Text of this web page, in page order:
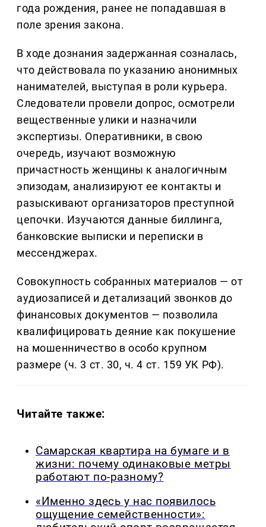
года рождения, ранее не попадавшая в
поле зрения закона.
В ходе дознания задержанная созналась,
что действовала по указанию анонимных
нанимателей, выступая в роли курьера.
Следователи провели допрос, осмотрели
вещественные улики и назначили
экспертизы. Оперативники, в свою
очередь, изучают возможную
причастность женщины к аналогичным
эпизодам, анализируют ее контакты и
разыскивают организаторов преступной
цепочки. Изучаются данные биллинга,
банковские выписки и переписки в
мессенджерах.
Совокупность собранных материалов — от
аудиозаписей и детализаций звонков до
финансовых документов — позволила
квалифицировать деяние как покушение
на мошенничество в особо крупном
размере (ч. 3 ст. 30, ч. 4 ст. 159 УК РФ).
Читайте также:
Самарская квартира на бумаге и в
жизни: почему одинаковые метры
работают по-разному?
«Именно здесь у нас появилось
ощущение семейственности»: